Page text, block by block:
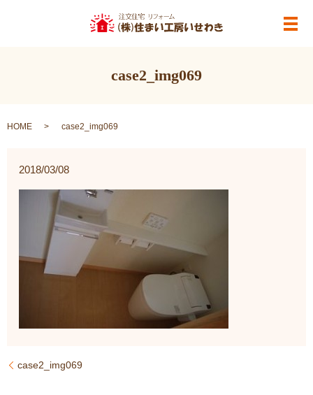
メ
case2_img069
HOME case2_img069
2018/03/08
case2_img069